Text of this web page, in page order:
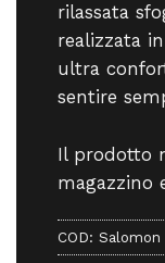
rilassata
realizzata
ultra
sentire
Il prodotto
magazzino
COD: Salomon